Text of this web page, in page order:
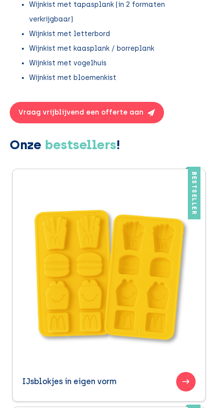
Wijnkist met tapasplank (in 2 formaten
verkrijgbaar)
Wijnkist met letterbord
Wijnkist met kaasplank / borreplank
Wijnkist met vogelhuis
Wijnkist met bloemenkist
Vraag vrijblijvend een offerte aan
Onze bestsellers!
BESTSELLER
IJsblokjes in eigen vorm